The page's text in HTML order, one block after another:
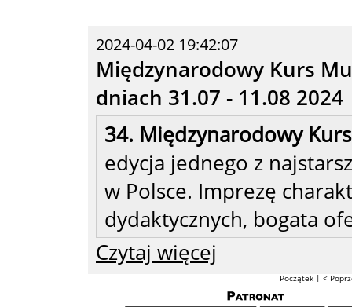
2024-04-02 19:42:07
Międzynarodowy Kurs
dniach 31.07 - 11.08 2024
34. Międzynarodowy
edycja jednego z
w Polsce. Imprezę
dydaktycznych, bogata
Czytaj więcej
Początek | <